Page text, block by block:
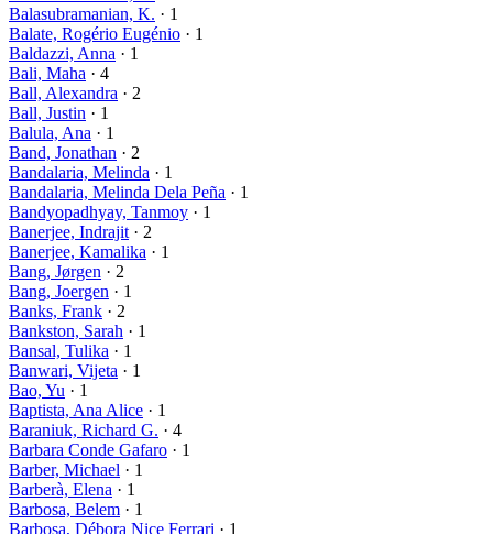
Balasubramanian, K. · 1
Balate, Rogério Eugénio · 1
Baldazzi, Anna · 1
Bali, Maha · 4
Ball, Alexandra · 2
Ball, Justin · 1
Balula, Ana · 1
Band, Jonathan · 2
Bandalaria, Melinda · 1
Bandalaria, Melinda Dela Peña · 1
Bandyopadhyay, Tanmoy · 1
Banerjee, Indrajit · 2
Banerjee, Kamalika · 1
Bang, Jørgen · 2
Bang, Joergen · 1
Banks, Frank · 2
Bankston, Sarah · 1
Bansal, Tulika · 1
Banwari, Vijeta · 1
Bao, Yu · 1
Baptista, Ana Alice · 1
Baraniuk, Richard G. · 4
Barbara Conde Gafaro · 1
Barber, Michael · 1
Barberà, Elena · 1
Barbosa, Belem · 1
Barbosa, Débora Nice Ferrari · 1